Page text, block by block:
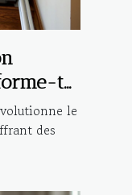
t-
?
le
des